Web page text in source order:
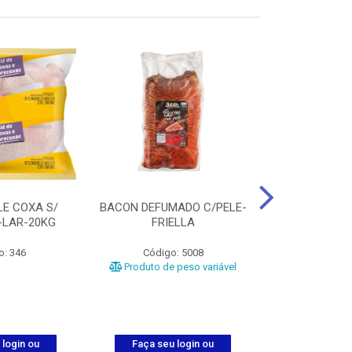
COXA S/
20KG
346
login ou
BACON DEFUMADO C/PELE-
FRIELLA
Código: 5008
Produto de peso variável
Faça seu login ou